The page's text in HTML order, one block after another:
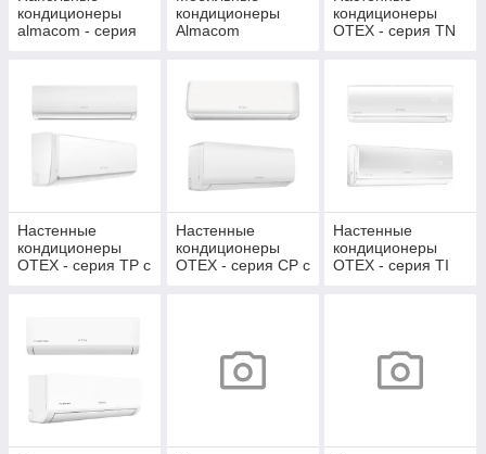
кондиционеры
almacom - серия
кондиционеры
Almacom
кондиционеры
OTEX - серия TN
Настенные
кондиционеры
OTEX - серия TP с
Настенные
кондиционеры
OTEX - серия CP с
Настенные
кондиционеры
OTEX - серия TI